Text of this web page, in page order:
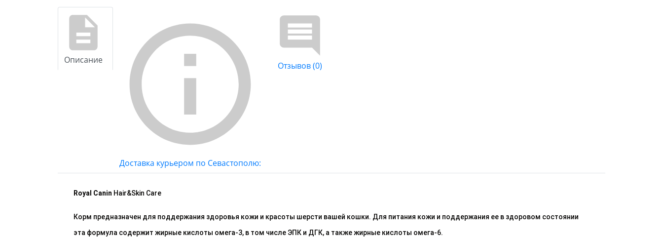
Описание
Доставка курьером по Севастополю:
Отзывов (0)
Royal Canin Hair&Skin Care
Корм предназначен для поддержания здоровья кожи и красоты шерсти вашей кошки. Для питания кожи и поддержания ее в здоровом состоянии
эта формула содержит жирные кислоты омега-3, в том числе ЭПК и ДГК, а также жирные кислоты омега-6.